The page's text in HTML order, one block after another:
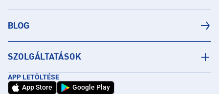
BLOG
SZOLGÁLTATÁSOK
APP LETÖLTÉSE
App Store
Google Play